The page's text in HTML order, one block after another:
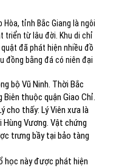
Hòa, tỉnh Bắc Giang là ngôi
triển từ lâu đời. Khu di chỉ
đã phát hiện nhiều đồ
đồng bằng đá có niên đại
bộ Vũ Ninh. Thời Bắc
thuộc quận Giao Chỉ.
cho thấy: Lý Viên xưa là
Vương. Vật chứng
trưng bầy tại bảo tàng
học này được phát hiện